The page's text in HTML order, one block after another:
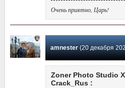
Очень приятно, Царь!
amnester(20 декабря 2023
Zoner Photo Studio
Crack_Rus :